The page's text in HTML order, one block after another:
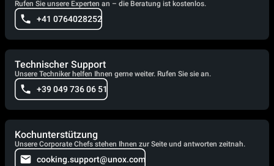
Rufen Sie unsere Experten an – die Beratung ist kostenlos.
+41 0764028252
Technischer Support
Unsere Techniker helfen Ihnen gerne weiter. Rufen Sie sie an.
+39 049 736 06 51
Kochunterstützung
Unsere Corporate Chefs stehen Ihnen zur Seite und antworten zeitnah.
cooking.support@unox.com